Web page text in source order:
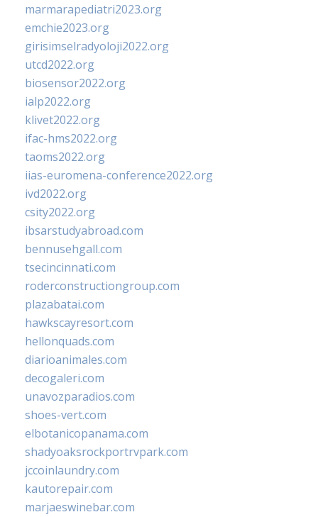
marmarapediatri2023.org
emchie2023.org
girisimselradyoloji2022.org
utcd2022.org
biosensor2022.org
ialp2022.org
klivet2022.org
ifac-hms2022.org
taoms2022.org
iias-euromena-conference2022.org
ivd2022.org
csity2022.org
ibsarstudyabroad.com
bennusehgall.com
tsecincinnati.com
roderconstructiongroup.com
plazabatai.com
hawkscayresort.com
hellonquads.com
diarioanimales.com
decogaleri.com
unavozparadios.com
shoes-vert.com
elbotanicopanama.com
shadyoaksrockportrvpark.com
jccoinlaundry.com
kautorepair.com
marjaeswinebar.com